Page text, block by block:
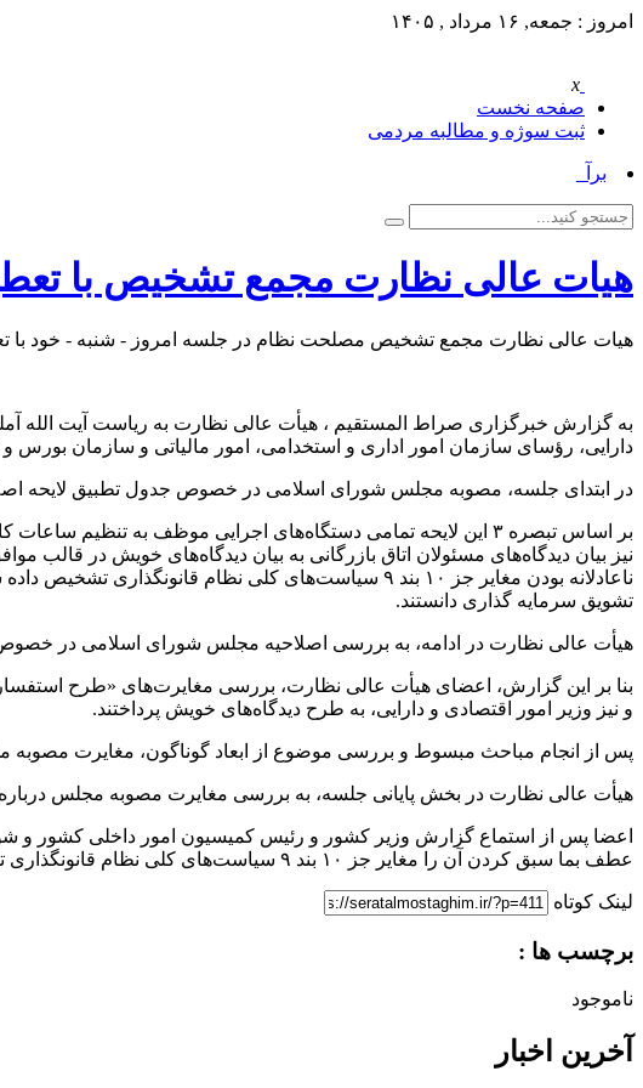
امروز : جمعه, ۱۶ مرداد , ۱۴۰۵
x
صفحه نخست
ثبت سوژه و مطالبه مردمی
برآورد _
هیات عالی نظارت مجمع تشخیص با
هیات عالی نظارت مجمع تشخیص مصلحت نظام در جلسه امروز - شنبه - خود با
به گزارش خبرگزاری صراط المستقیم ، هیأت عالی نظارت به ریاست آیت الله
دارایی، رؤسای سازمان امور اداری و استخدامی، امور مالیاتی و سازمان
در ابتدای جلسه، مصوبه مجلس شورای اسلامی در خصوص جدول تطبیق لایحه اصلاح ماده ۸۷ قانون مدیریت خدمات کشوری در مورد
بر اساس تبصره ۳ این لایحه تمامی دستگاه‌های اجرایی موظف به
تشویق سرمایه گذاری دانستند.
هیأت عالی نظارت در ادامه، به بررسی اصلاحیه مجلس شورای اسلامی در
و نیز وزیر امور اقتصادی و دارایی، به طرح دیدگاه‌های خویش پرداختند.
پس از انجام مباحث مبسوط و بررسی موضوع از ابعاد گوناگون، مغایرت مصوبه
هیأت عالی نظارت در بخش پایانی جلسه، به بررسی مغایرت مصوبه مجلس درباره طرح استفساریه ماده ۳۲ قانون انتخابات مجلس شورای
اعضا پس از استماع گزارش وزیر کشور و رئیس کمیسیون امور داخلی کشور و
عطف بما سبق کردن آن را مغایر جز ۱۰ بند ۹ سیاست‌های کلی نظام قانونگذاری تشخیص دادند.
لینک کوتاه
برچسب ها :
ناموجود
آخرین اخبار